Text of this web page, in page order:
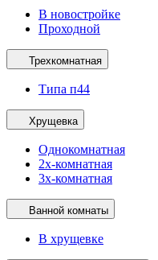
В новостройке
Проходной
Трехкомнатная
Типа п44
Хрущевка
Однокомнатная
2х-комнатная
3х-комнатная
Ванной комнаты
В хрущевке